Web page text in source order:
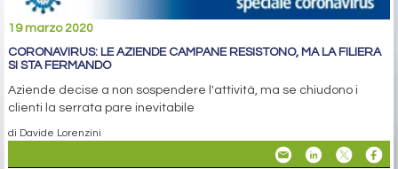
19 marzo 2020
CORONAVIRUS: LE AZIENDE CAMPANE RESISTONO, MA LA FILIERA
SI STA FERMANDO
Aziende decise a non sospendere l'attività, ma se chiudono i
clienti la serrata pare inevitabile
di Davide Lorenzini